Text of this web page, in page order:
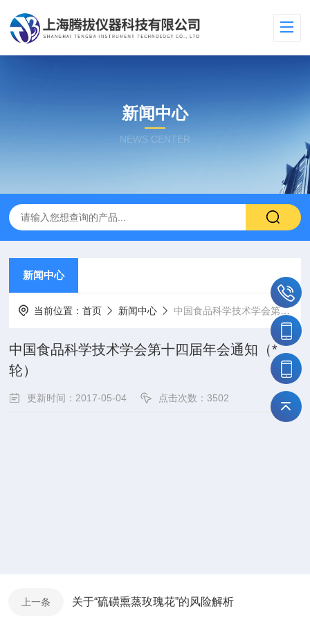
新闻中心
NEWS CENTER
新闻中心
当前位置：首页 新闻中心 中国食品科学技术学会第十四届年会通知（*轮）
中国食品科学技术学会第十四届年会通知（*
轮）
更新时间：2017-05-04 点击次数：3502
上一条 关于“硫磺熏蒸玫瑰花”的风险解析